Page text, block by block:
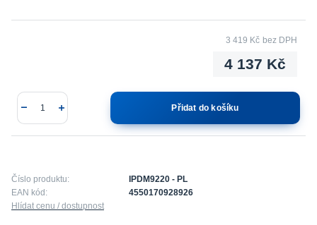
4 137 Kč
3 419 Kč bez DPH
Přidat do košíku
Číslo produktu:
IPDM9220 - PL
EAN kód:
4550170928926
Hlídat cenu / dostupnost